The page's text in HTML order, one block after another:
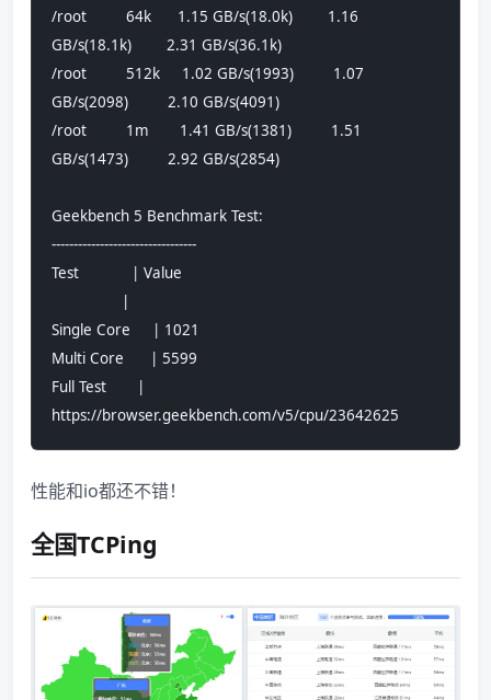
/root         64k      1.15 GB/s(18.0k)        1.16
GB/s(18.1k)        2.31 GB/s(36.1k)
/root         512k     1.02 GB/s(1993)         1.07
GB/s(2098)         2.10 GB/s(4091)
/root         1m       1.41 GB/s(1381)         1.51
GB/s(1473)         2.92 GB/s(2854)
Geekbench 5 Benchmark Test:
---------------------------------
Test            | Value
                |
Single Core     | 1021
Multi Core      | 5599
Full Test       |
https://browser.geekbench.com/v5/cpu/23642625
性能和io都还不错！
全国TCPing